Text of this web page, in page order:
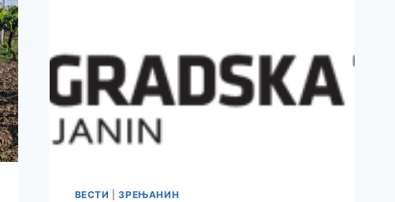
ВЕСТИ |ЗРЕЊАНИН